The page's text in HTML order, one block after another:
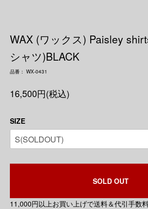
WAX (ワックス) Paisley
シャツ)BLACK
品番： WX-0431
16,500円(税込)
SIZE
SOLD OUT
11,000円以上お買い上げで送料＆代引手数